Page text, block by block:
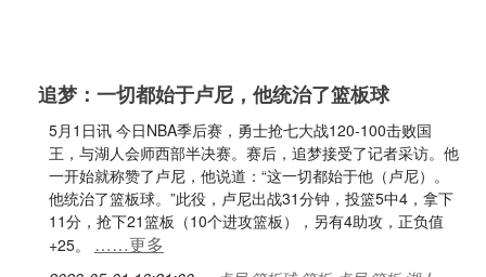
追梦：一切都始于卢尼，他统治了篮板球
5月1日讯 今日NBA季后赛，勇士抢七大战120-100击败国
王，与湖人会师西部半决赛。赛后，追梦接受了记者采访。他
一开始就称赞了卢尼，他说道：“这一切都始于他（卢尼）。
他统治了篮板球。”此役，卢尼出战31分钟，投篮5中4，拿下
11分，抢下21篮板（10个进攻篮板），另有4助攻，正负值
+25。 ……更多